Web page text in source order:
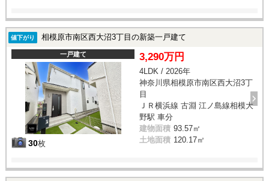
値下がり 相模原市南区西大沼3丁目の新築一戸建て
一戸建て
30枚
3,290万円
4LDK / 2026年
神奈川県相模原市南区西大沼3丁
目
ＪＲ横浜線 古淵 江ノ島線相模大
野駅 車分
建物面積 93.57㎡
土地面積 120.17㎡